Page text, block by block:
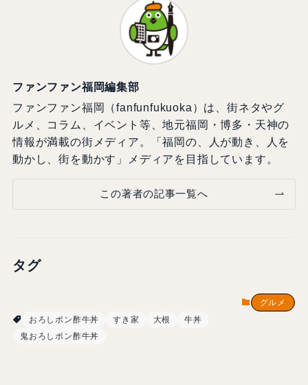
ファンファン福岡編集部
ファンファン福岡（fanfunfukuoka）は、街ネタやグ
ルメ、コラム、イベント等、地元福岡・博多・天神の
情報が満載の街メディア。「福岡の、人が動き、人を
動かし、街を動かす」メディアを目指しています。
この著者の記事一覧へ
タグ
グルメ
おろしポン酢牛丼
すき家 大根
牛丼
鬼おろしポン酢牛丼